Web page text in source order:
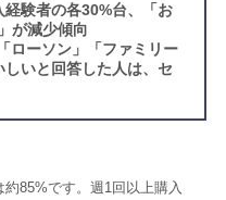
験者の各30%台、「お
が減少傾向
ローソン」「ファミリー
いと回答した人は、セ
85%です。週1回以上購入